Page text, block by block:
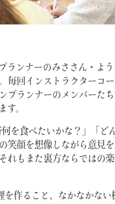
ランナーのみささん・よ
毎回インストラクターコ
プランナーのメンバーた
す。
を食べたいかな？」「ど
笑顔を想像しながら意見
れもまた裏方ならではの
を作ること、なかなかない